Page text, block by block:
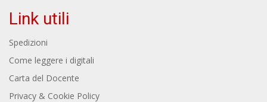
Link utili
Spedizioni
Come leggere i digitali
Carta del Docente
Privacy & Cookie Policy